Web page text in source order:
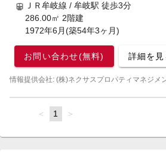
ＪＲ牟岐線 / 牟岐駅 徒歩3分
286.00㎡ 2階建
1972年6月(築54年3ヶ月)
お問い合わせ(無料) 詳細を見
情報提供会社: (株)ネクサスプロパティマネジ
page
You're
page
1 page